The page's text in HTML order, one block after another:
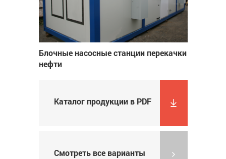
Блочные насосные станции перекачки
нефти
Каталог продукции в PDF
Смотреть все варианты